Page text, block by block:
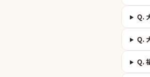
Q.
Q.
Q.